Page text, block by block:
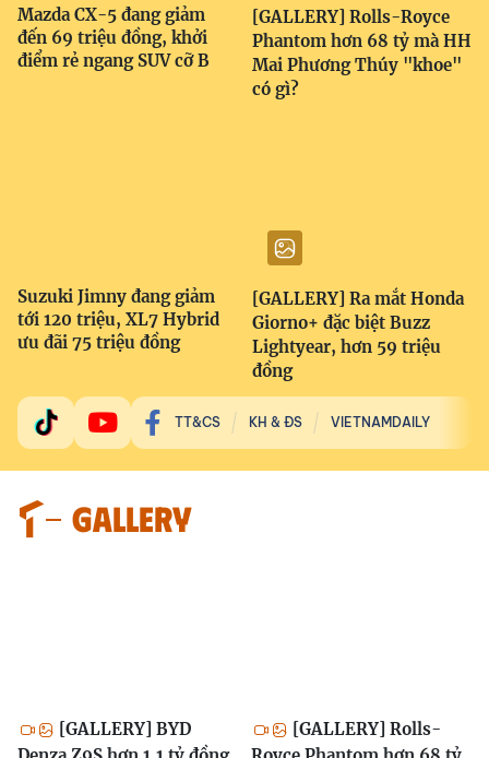
Mazda CX-5 đang giảm
đến 69 triệu đồng, khởi
điểm rẻ ngang SUV cỡ B
[GALLERY] Rolls-Royce
Phantom hơn 68 tỷ mà HH
Mai Phương Thúy "khoe"
có gì?
Suzuki Jimny đang giảm
tới 120 triệu, XL7 Hybrid
ưu đãi 75 triệu đồng
[GALLERY] Ra mắt Honda
Giorno+ đặc biệt Buzz
Lightyear, hơn 59 triệu
đồng
TT&CS KH & ĐS VIETNAMDAILY
GALLERY
[GALLERY] BYD
[GALLERY] Rolls-